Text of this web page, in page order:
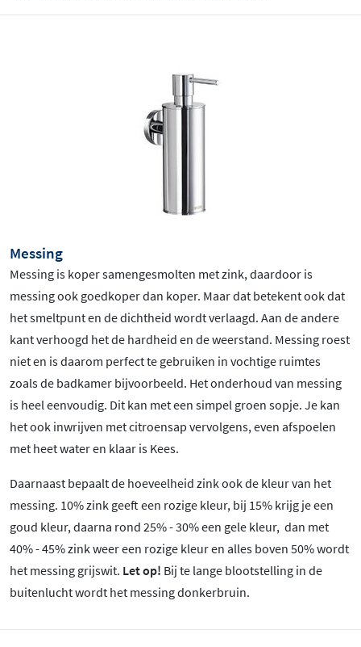
Messing
Messing is koper samengesmolten met zink, daardoor is
messing ook goedkoper dan koper. Maar dat betekent ook dat
het smeltpunt en de dichtheid wordt verlaagd. Aan de andere
kant verhoogd het de hardheid en de weerstand. Messing roest
niet en is daarom perfect te gebruiken in vochtige ruimtes
zoals de badkamer bijvoorbeeld. Het onderhoud van messing
is heel eenvoudig. Dit kan met een simpel groen sopje. Je kan
het ook inwrijven met citroensap vervolgens, even afspoelen
met heet water en klaar is Kees.
Daarnaast bepaalt de hoeveelheid zink ook de kleur van het
messing. 10% zink geeft een rozige kleur, bij 15% krijg je een
goud kleur, daarna rond 25% - 30% een gele kleur, dan met
40% - 45% zink weer een rozige kleur en alles boven 50% wordt
het messing grijswit. Let op! Bij te lange blootstelling in de
buitenlucht wordt het messing donkerbruin.